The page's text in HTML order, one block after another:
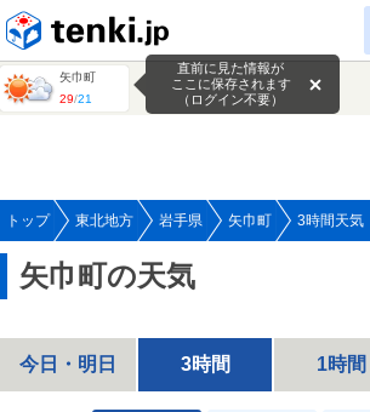
矢巾町
29/21
直前に見た情報が
ここに保存されます
（ログイン不要）
トップ 東北地方 岩手県 矢巾町 3時間天気
矢巾町の天気
今日・明日 3時間 1時間